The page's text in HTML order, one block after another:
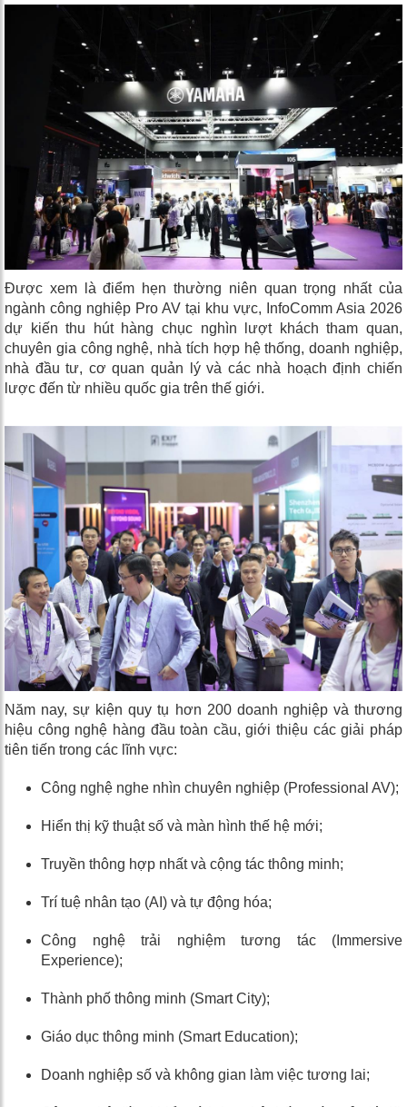
Được xem là điểm hẹn thường niên quan trọng nhất của
ngành công nghiệp Pro AV tại khu vực, InfoComm Asia 2026
dự kiến thu hút hàng chục nghìn lượt khách tham quan,
chuyên gia công nghệ, nhà tích hợp hệ thống, doanh nghiệp,
nhà đầu tư, cơ quan quản lý và các nhà hoạch định chiến
lược đến từ nhiều quốc gia trên thế giới.
Năm nay, sự kiện quy tụ hơn 200 doanh nghiệp và thương
hiệu công nghệ hàng đầu toàn cầu, giới thiệu các giải pháp
tiên tiến trong các lĩnh vực:
Công nghệ nghe nhìn chuyên nghiệp (Professional AV);
Hiển thị kỹ thuật số và màn hình thế hệ mới;
Truyền thông hợp nhất và cộng tác thông minh;
Trí tuệ nhân tạo (AI) và tự động hóa;
Công nghệ trải nghiệm tương tác (Immersive
Experience);
Thành phố thông minh (Smart City);
Giáo dục thông minh (Smart Education);
Doanh nghiệp số và không gian làm việc tương lai;